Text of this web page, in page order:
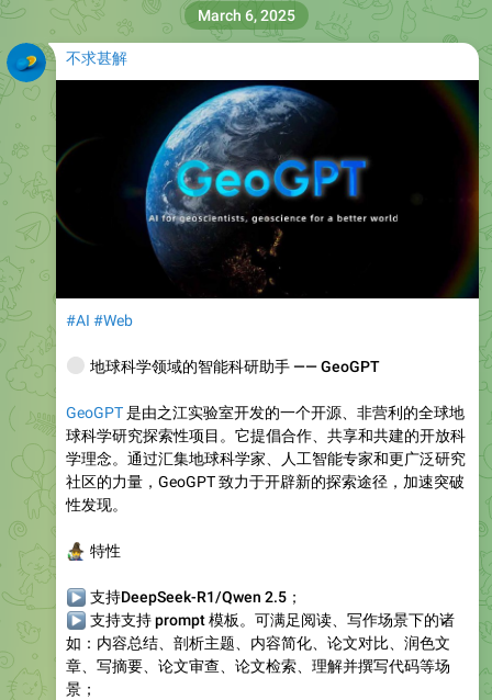
不求甚解
#AI #Web
地球科学领域的智能科研助手 —— GeoGPT
GeoGPT是由之江实验室开发的一个开源、非营利的全球地
球科学研究探索性项目。它提倡合作、共享和共建的开放科
学理念。通过汇集地球科学家、人工智能专家和更广泛研究
社区的力量，GeoGPT 致力于开辟新的探索途径，加速突破
性发现。
特性
支持DeepSeek-R1/Qwen 2.5；
支持支持 prompt 模板。可满足阅读、写作场景下的诸
如：内容总结、剖析主题、内容简化、论文对比、润色文
章、写摘要、论文审查、论文检索、理解并撰写代码等场
景；
March 6, 2025